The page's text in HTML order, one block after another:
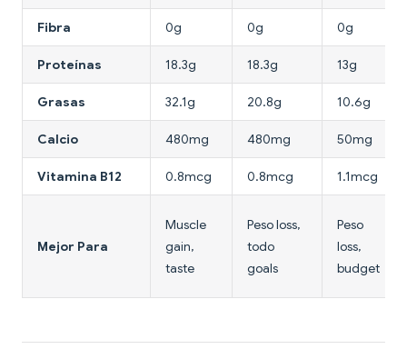
Fibra 0g 0g 0g
Proteínas 18.3g 18.3g 13g
Grasas 32.1g 20.8g 10.6g
Calcio 480mg 480mg 50mg
Vitamina B12 0.8mcg 0.8mcg 1.1mcg
Mejor Para
Muscle
gain,
taste
Peso loss,
todo
goals
Peso
loss,
budget